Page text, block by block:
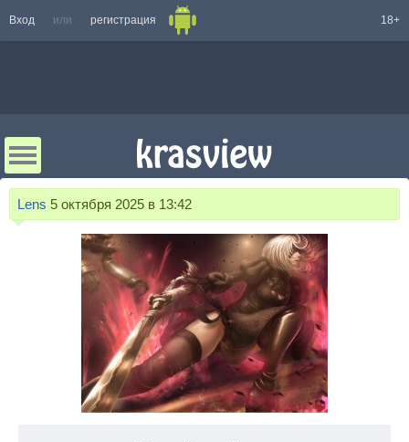
Вход или регистрация 18+
Lens 5 октября 2025 в 13:42